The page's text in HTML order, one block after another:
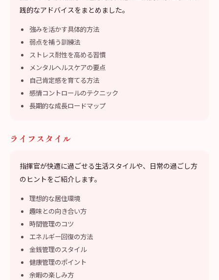
践的なアドバイスをまとめました。
強みを活かす具体的方法
弱点を補う訓練法
ストレス耐性を高める習慣
メンタルヘルスケアの要点
自己肯定感を育てる方法
感情コントロールのテクニック
長期的な成長ロードマップ
ライフスタイル
指揮官が快適に過ごせる生活スタイルや、日常の過ごし方
のヒントをご紹介します。
理想的な居住環境
趣味との向き合い方
時間管理のコツ
エネルギー回復の方法
金銭管理のスタイル
健康管理のポイント
余暇の楽しみ方